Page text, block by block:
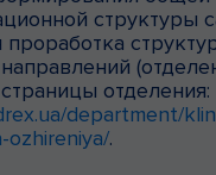
структуры
проработка
отделения:
department/
ozhireniya/.